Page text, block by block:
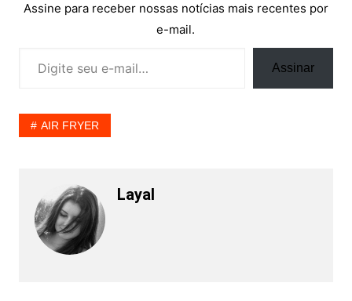
Assine para receber nossas notícias mais recentes por
e-mail.
Assinar
AIR FRYER
Layal